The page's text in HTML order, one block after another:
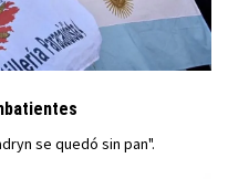
se quedó sin pan".